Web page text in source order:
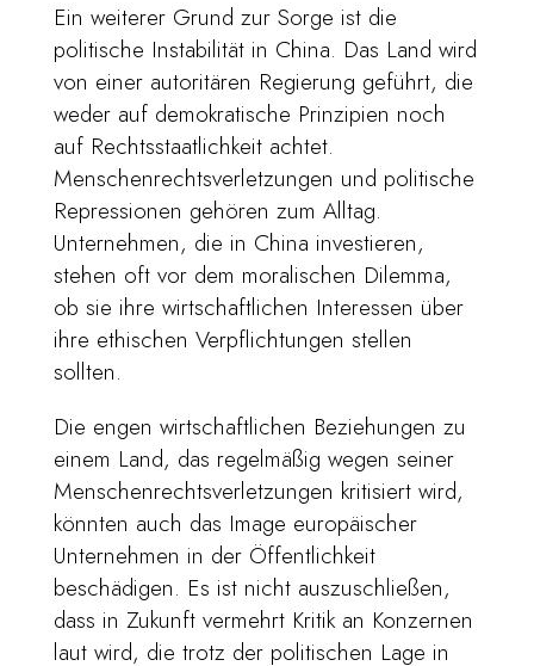
Ein weiterer Grund zur Sorge ist die
politische Instabilität in China. Das Land wird
von einer autoritären Regierung geführt, die
weder auf demokratische Prinzipien noch
auf Rechtsstaatlichkeit achtet.
Menschenrechtsverletzungen und politische
Repressionen gehören zum Alltag.
Unternehmen, die in China investieren,
stehen oft vor dem moralischen Dilemma,
ob sie ihre wirtschaftlichen Interessen über
ihre ethischen Verpflichtungen stellen
sollten.
Die engen wirtschaftlichen Beziehungen zu
einem Land, das regelmäßig wegen seiner
Menschenrechtsverletzungen kritisiert wird,
könnten auch das Image europäischer
Unternehmen in der Öffentlichkeit
beschädigen. Es ist nicht auszuschließen,
dass in Zukunft vermehrt Kritik an Konzernen
laut wird, die trotz der politischen Lage in